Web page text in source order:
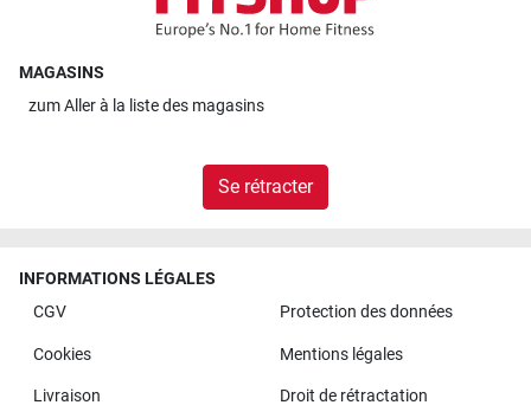
MAGASINS
zumAller à la liste des magasins
Se rétracter
INFORMATIONS LÉGALES
CGV
Protection des données
Cookies Mentions légales
Livraison Droit de rétractation